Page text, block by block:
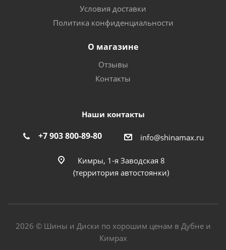
Условия доставки
Политика конфиденциальности
О магазине
Отзывы
Контакты
Наши контакты
+7 903 800-89-80 info@shinamax.ru
Кимры, 1-я Заводская 8
(территория автостоянки)
2026 © Шины и Диски по хорошим ценам в Дубне и
Кимрах